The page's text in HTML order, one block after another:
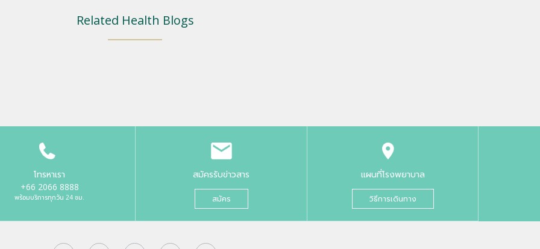
Related Health Blogs
โทรหาเรา
+66 2066 8888
พร้อมบริการทุกวัน 24 ชม.
สมัครรับข่าวสาร
สมัคร
แผนที่โรงพยาบาล
วิธีการเดินทาง